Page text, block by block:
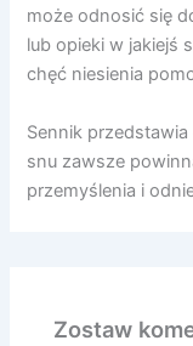
może odnosić się
lub opieki w jakiejś
chęć niesienia
Sennik
snu zawsze
przemyślenia i
Zostaw